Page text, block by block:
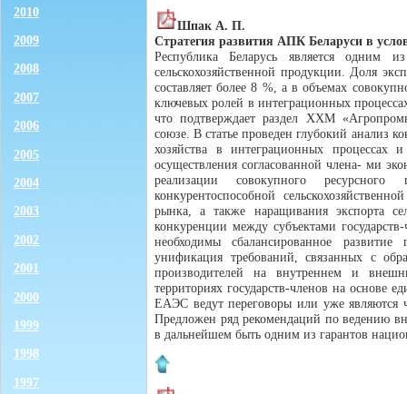
2010
2009
2008
2007
2006
2005
2004
2003
2002
2001
2000
1999
1998
1997
Шпак А. П.
Стратегия развития АПК Беларуси в
Республика Беларусь является одним
сельскохозяйственной продукции. Доля
составляет более 8 %, а в объемах
ключевых ролей в интеграционных
что подтверждает раздел ХХМ
союзе. В статье проведен глубокий анализ
хозяйства в интеграционных
осуществления согласованной члена- ми
реализации совокупного ресурсного
конкурентоспособной
рынка, а также наращивания экспорта
конкуренции между субъектами
необходимы сбалансированное
унификация требований, связанных с
производителей на внутреннем и
территориях государств-членов на основе
ЕАЭС ведут переговоры или уже являются
Предложен ряд рекомендаций по ведению
в дальнейшем быть одним из гарантов